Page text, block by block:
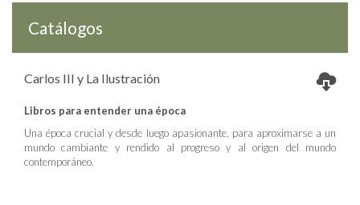
Catálogos
Carlos III y La Ilustración
Libros para entender una época
Una época crucial y desde luego apasionante, para aproximarse a un
mundo cambiante y rendido al progreso y al origen del mundo
contemporáneo.